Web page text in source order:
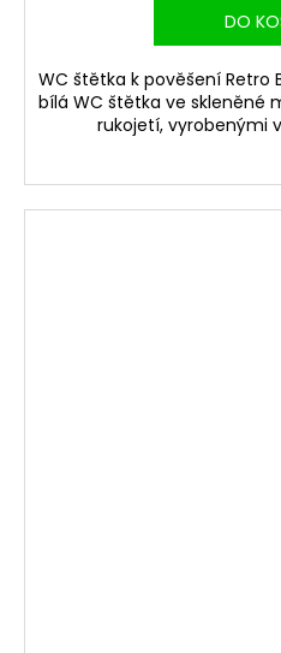
DO
WC štětka k pověšení Retro
bílá WC štětka ve skleněné
rukojetí, vyrobenými